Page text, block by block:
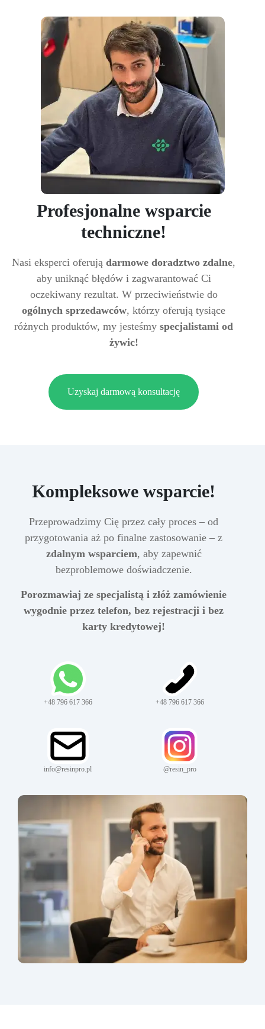
Profesjonalne wsparcie
techniczne!
Nasi eksperci oferują darmowe doradztwo zdalne,
aby uniknąć błędów i zagwarantować Ci
oczekiwany rezultat. W przeciwieństwie do
ogólnych sprzedawców, którzy oferują tysiące
różnych produktów, my jesteśmy specjalistami od
żywic!
Uzyskaj darmową konsultację
Kompleksowe wsparcie!
Przeprowadzimy Cię przez cały proces – od
przygotowania aż po finalne zastosowanie – z
zdalnym wsparciem, aby zapewnić
bezproblemowe doświadczenie.
Porozmawiaj ze specjalistą i złóż zamówienie
wygodnie przez telefon, bez rejestracji i bez
karty kredytowej!
+48 796 617 366 +48 796 617 366
info@resinpro.pl @resin_pro